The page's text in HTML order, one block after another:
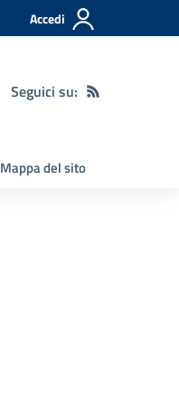
Accedi
Seguici su:
Mappa del sito